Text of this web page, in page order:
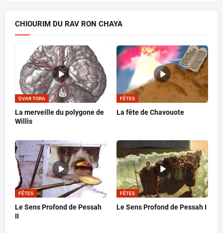
CHIOURIM DU RAV RON CHAYA
DVAR TORA
La merveille du polygone de
Willis
FÊTES
La fête de Chavouote
FÊTES
Le Sens Profond de Pessah
II
FÊTES
Le Sens Profond de Pessah I